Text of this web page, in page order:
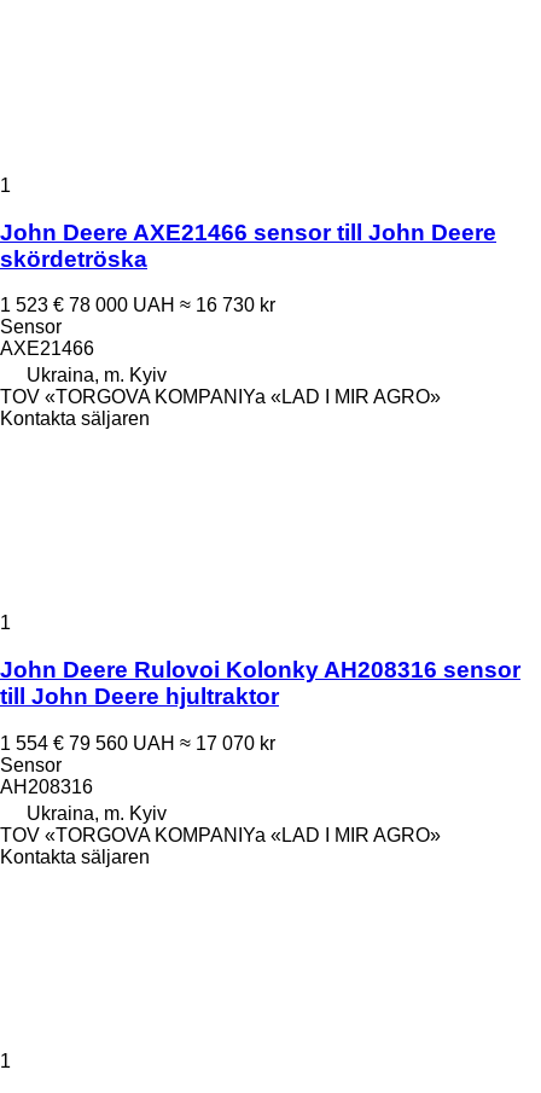
1
John Deere AXE21466 sensor till John Deere
skördetröska
1 523 € 78 000 UAH ≈ 16 730 kr
Sensor
AXE21466
Ukraina, m. Kyiv
TOV «TORGOVA KOMPANIYa «LAD I MIR AGRO»
Kontakta säljaren
1
John Deere Rulovoi Kolonky AH208316 sensor
till John Deere hjultraktor
1 554 € 79 560 UAH ≈ 17 070 kr
Sensor
AH208316
Ukraina, m. Kyiv
TOV «TORGOVA KOMPANIYa «LAD I MIR AGRO»
Kontakta säljaren
1